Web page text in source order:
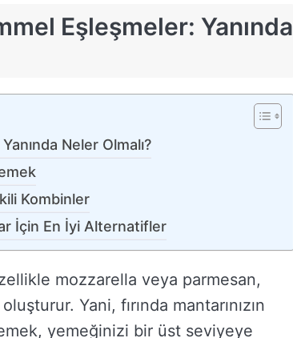
Eşleşmeler: Yanında
Neler Olmalı?
Kombinler
İçin En İyi Alternatifler
mozzarella veya parmesan,
Yani, fırında mantarınızın
yemeğinizi bir üst seviyeye